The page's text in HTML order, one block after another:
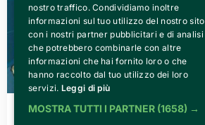
VENERDÌ 03 LUGLIO 2026
nostro traffico. Condividiamo inoltre
informazioni sul tuo utilizzo del nostro sito
con i nostri partner pubblicitari e di analisi
che potrebbero combinarle con altre
informazioni che hai fornito loro o che
hanno raccolto dal tuo utilizzo dei loro
servizi. Leggi di più
MOSTRA TUTTI I PARTNER (1658) →